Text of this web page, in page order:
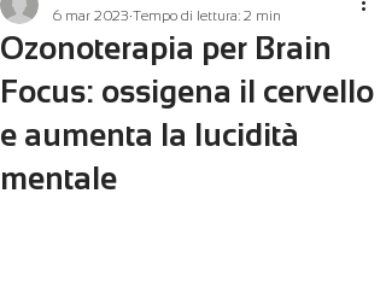
Ozonoterapia per Brain
Focus: ossigena il cervello
e aumenta la lucidità
mentale
6 mar 2023 Tempo di lettura: 2 min